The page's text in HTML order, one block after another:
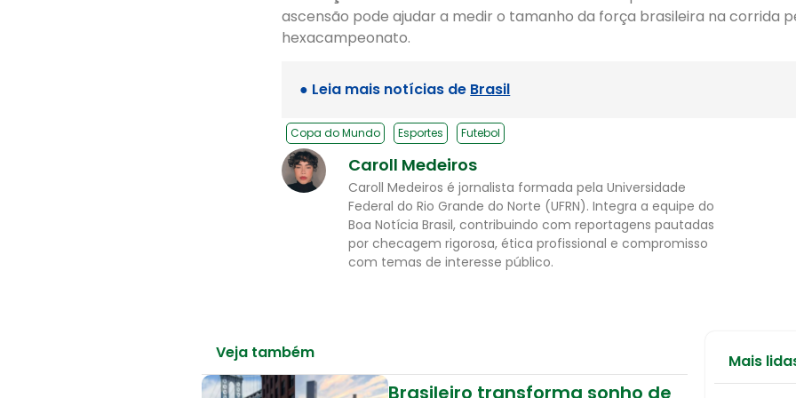
ascensão pode ajudar a medir o tamanho da força brasileira na corrida
hexacampeonato.
● Leia mais notícias de Brasil
Copa do Mundo Esportes Futebol
Caroll Medeiros
Caroll Medeiros é jornalista formada pela Universidade
Federal do Rio Grande do Norte (UFRN). Integra a equipe do
Boa Notícia Brasil, contribuindo com reportagens pautadas
por checagem rigorosa, ética profissional e compromisso
com temas de interesse público.
Veja também
Brasileiro transforma sonho de
Mais